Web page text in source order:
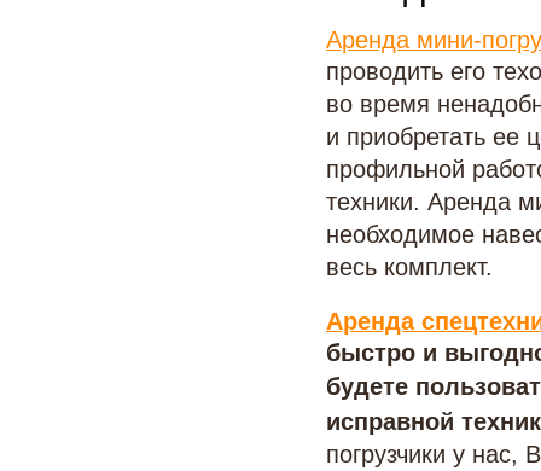
Аренда мини-
проводить его
во время
и приобретать ее
профильной
техники. Аренда
необходимое
весь комплект.
Аренда
быстро и
будете
исправной
погрузчики у нас,